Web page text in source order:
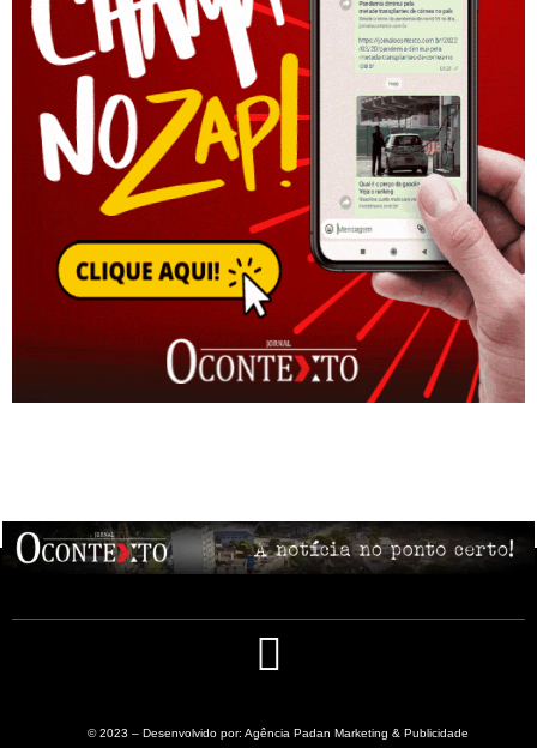
© 2023 – Desenvolvido por: Agência Padan Marketing & Publicidade